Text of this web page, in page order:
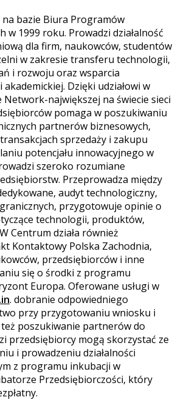
na bazie Biura Programów
w 1999 roku. Prowadzi działalność
dla firm, naukowców, studentów
w zakresie transferu technologii,
i rozwoju oraz wsparcia
Dzięki udziałowi w
największej na świecie sieci
pomaga w poszukiwaniu
partnerów biznesowych,
sprzedaży i zakupu
potencjału innowacyjnego w
szeroko rozumiane
Przeprowadza między
audyt technologiczny,
przygotowuje opinie o
technologii, produktów,
Centrum działa również
Kontaktowy Polska Zachodnia,
przedsiębiorców i inne
się o środki z programu
Europa. Oferowane usługi w
. dobranie odpowiedniego
przy przygotowaniu wniosku i
też poszukiwanie partnerów do
przedsiębiorcy mogą skorzystać ze
i prowadzeniu działalności
z programu inkubacji w
Przedsiębiorczości, który